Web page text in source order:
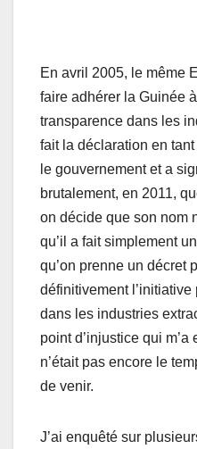
En avril 2005, le même
faire adhérer la Guinée
transparence dans les
fait la déclaration en
le gouvernement et a
brutalement, en 2011,
on décide que son nom
qu’il a fait simplement
qu’on prenne un décret
définitivement
dans les industries
point d’injustice qui
n’était pas encore le
de venir.
J’ai enquêté sur